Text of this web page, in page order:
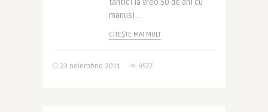
tantici la vreo 50 de ani cu
manusi ..
CITEȘTE MAI MULT
23 noiembrie 2011 9577